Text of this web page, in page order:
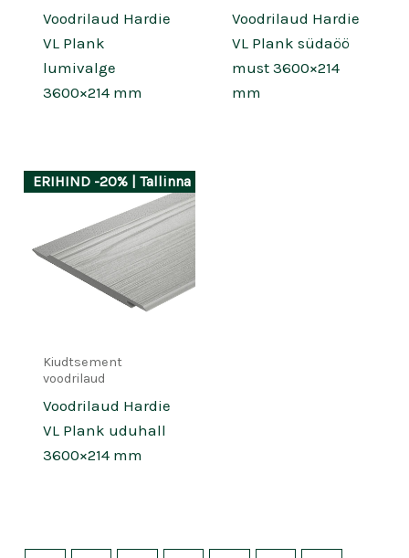
Voodrilaud Hardie
VL Plank
lumivalge
3600×214 mm
Voodrilaud Hardie
VL Plank südaöö
must 3600×214
mm
ERIHIND -20% | Tallinna laos
Kiudtsement
voodrilaud
Voodrilaud Hardie
VL Plank uduhall
3600×214 mm